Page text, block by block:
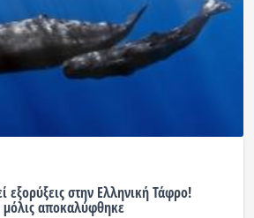
στην Ελληνική Τάφρο!
μόλις αποκαλύφθηκε